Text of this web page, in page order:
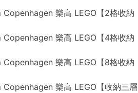
Copenhagen 樂高 LEGO【2格收納
Copenhagen 樂高 LEGO【4格收納
Copenhagen 樂高 LEGO【8格收納
Copenhagen 樂高 LEGO【收納三層